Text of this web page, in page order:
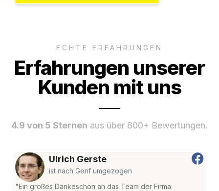
ECHTE ERFAHRUNGEN
Erfahrungen unserer
Kunden mit uns
4.9 von 5 Sternen aus über 800+ Bewertungen.
Ulrich Gerste
ist nach Genf umgezogen
"Ein großes Dankeschön an das Team der Firma